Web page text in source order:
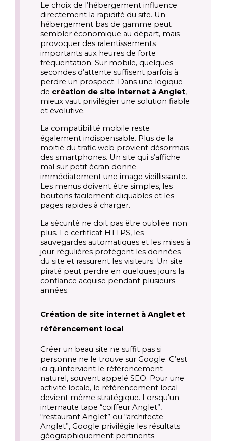
Le choix de l’hébergement influence
directement la rapidité du site. Un
hébergement bas de gamme peut
sembler économique au départ, mais
provoquer des ralentissements
importants aux heures de forte
fréquentation. Sur mobile, quelques
secondes d’attente suffisent parfois à
perdre un prospect. Dans une logique
de création de site internet à Anglet,
mieux vaut privilégier une solution fiable
et évolutive.
La compatibilité mobile reste
également indispensable. Plus de la
moitié du trafic web provient désormais
des smartphones. Un site qui s’affiche
mal sur petit écran donne
immédiatement une image vieillissante.
Les menus doivent être simples, les
boutons facilement cliquables et les
pages rapides à charger.
La sécurité ne doit pas être oubliée non
plus. Le certificat HTTPS, les
sauvegardes automatiques et les mises à
jour régulières protègent les données
du site et rassurent les visiteurs. Un site
piraté peut perdre en quelques jours la
confiance acquise pendant plusieurs
années.
Création de site internet à Anglet et
référencement local
Créer un beau site ne suffit pas si
personne ne le trouve sur Google. C’est
ici qu’intervient le référencement
naturel, souvent appelé SEO. Pour une
activité locale, le référencement local
devient même stratégique. Lorsqu’un
internaute tape “coiffeur Anglet”,
“restaurant Anglet” ou “architecte
Anglet”, Google privilégie les résultats
géographiquement pertinents.